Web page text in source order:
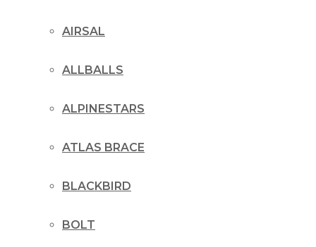
AIRSAL
ALLBALLS
ALPINESTARS
ATLAS BRACE
BLACKBIRD
BOLT